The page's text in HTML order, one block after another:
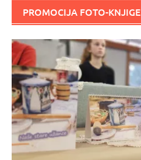
PROMOCIJA FOTO-KNJIGE